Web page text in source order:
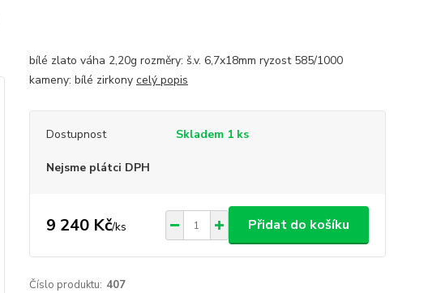
bílé zlato váha 2,20g rozměry: š.v. 6,7x18mm ryzost 585/1000
kameny: bílé zirkony celý popis
Dostupnost Skladem 1 ks
Nejsme plátci DPH
9 240 Kč/ks Přidat do košíku
Číslo produktu: 407